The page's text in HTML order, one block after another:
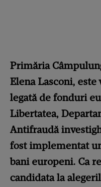
Primăria
Elena Lasconi, este
legată de fonduri
Libertatea,
Antifraudă
fost implementat
bani europeni. Ca
candidata la